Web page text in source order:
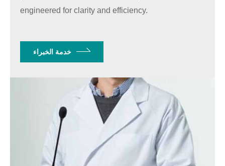
engineered for clarity and efficiency.
خدمة الخبراء